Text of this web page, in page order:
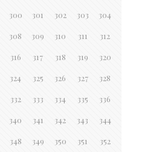
300 301 302 303 304
308 309 310 311 312
316 317 318 319 320
324 325 326 327 328
332 333 334 335 336
340 341 342 343 344
348 349 350 351 352